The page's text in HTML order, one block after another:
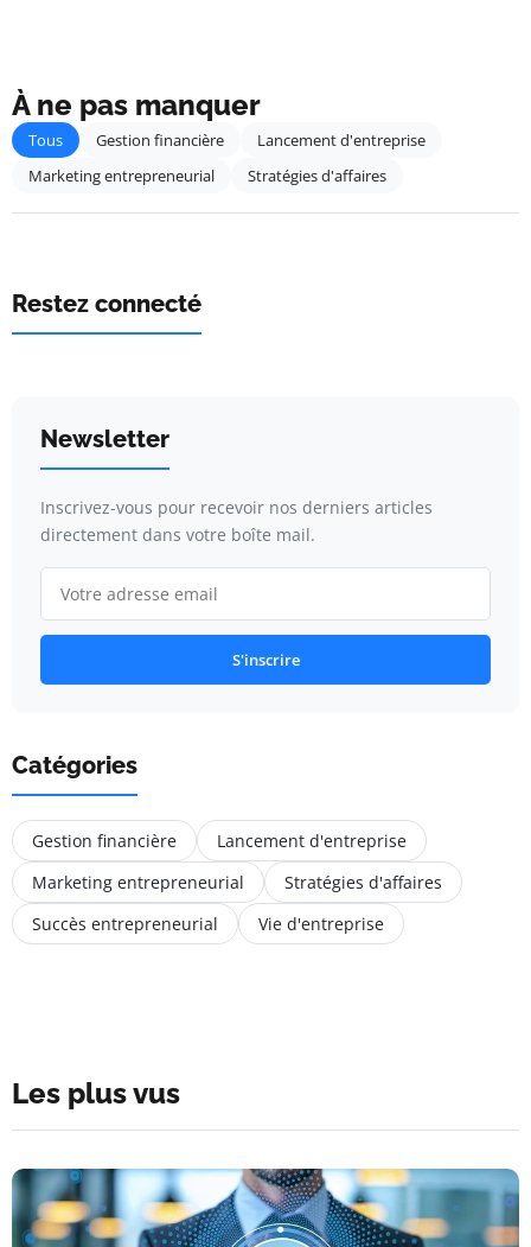
À ne pas manquer
Tous Gestion financière
Lancement d'entreprise
Marketing entrepreneurial
Stratégies d'affaires
Restez connecté
Newsletter
Inscrivez-vous pour recevoir nos derniers articles
directement dans votre boîte mail.
S'inscrire
Catégories
Gestion financière
Lancement d'entreprise
Marketing entrepreneurial
Stratégies d'affaires
Succès entrepreneurial
Vie d'entreprise
Les plus vus